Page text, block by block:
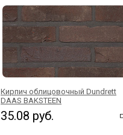
Кирпич облицовочный Dundrett
DAAS BAKSTEEN
35.08 руб.